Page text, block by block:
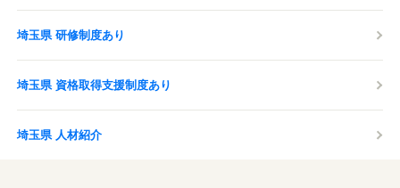
埼玉県 研修制度あり
埼玉県 資格取得支援制度あり
埼玉県 人材紹介